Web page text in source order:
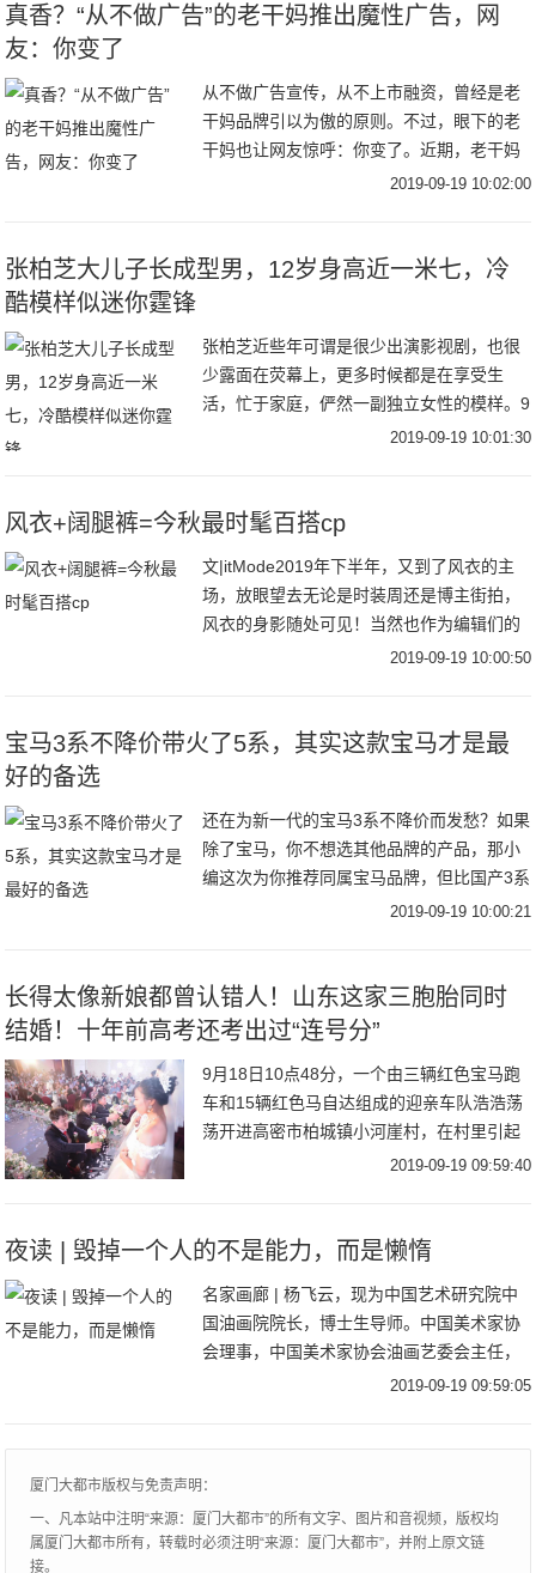
真香？“从不做广告”的老干妈推出魔性广告，网
友：你变了
从不做广告宣传，从不上市融资，曾经是老
干妈品牌引以为傲的原则。不过，眼下的老
干妈也让网友惊呼：你变了。近期，老干妈
凭借一则魔性十足的广告走红网络。不仅如
2019-09-19 10:02:00
张柏芝大儿子长成型男，12岁身高近一米七，冷
酷模样似迷你霆锋
张柏芝近些年可谓是很少出演影视剧，也很
少露面在荧幕上，更多时候都是在享受生
活，忙于家庭，俨然一副独立女性的模样。9
月18日，张柏芝在社交平台分享了自己出海
2019-09-19 10:01:30
风衣+阔腿裤=今秋最时髦百搭cp
文|itMode2019年下半年，又到了风衣的主
场，放眼望去无论是时装周还是博主街拍，
风衣的身影随处可见！当然也作为编辑们的
心头好，风衣当然是每年秋季不能避免的话
2019-09-19 10:00:50
宝马3系不降价带火了5系，其实这款宝马才是最
好的备选
还在为新一代的宝马3系不降价而发愁？如果
除了宝马，你不想选其他品牌的产品，那小
编这次为你推荐同属宝马品牌，但比国产3系
更加彰显运动的车型——宝马3系GT。为什
2019-09-19 10:00:21
长得太像新娘都曾认错人！山东这家三胞胎同时
结婚！十年前高考还考出过“连号分”
9月18日10点48分，一个由三辆红色宝马跑
车和15辆红色马自达组成的迎亲车队浩浩荡
荡开进高密市柏城镇小河崖村，在村里引起
一番沸腾。这是谁家的孩子结婚？竟然搞了
2019-09-19 09:59:40
夜读 | 毁掉一个人的不是能力，而是懒惰
名家画廊 | 杨飞云，现为中国艺术研究院中
国油画院院长，博士生导师。中国美术家协
会理事，中国美术家协会油画艺委会主任，
中国油画学会副主席，中央美术学院客座教
2019-09-19 09:59:05
厦门大都市版权与免责声明：
一、凡本站中注明“来源：厦门大都市”的所有文字、图片和音视频，版权均
属厦门大都市所有，转载时必须注明“来源：厦门大都市”，并附上原文链
接。